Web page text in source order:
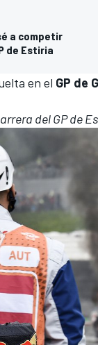
a competir
de Estiria
en el GP de
del GP de